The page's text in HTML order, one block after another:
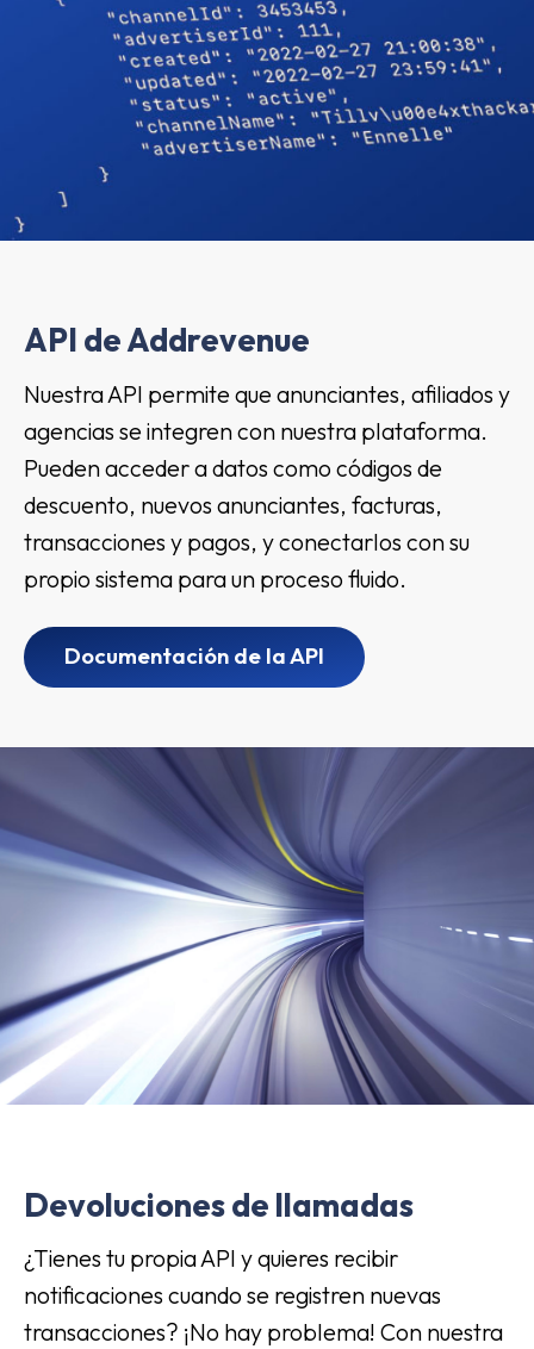
API de Addrevenue
Nuestra API permite que anunciantes, afiliados y
agencias se integren con nuestra plataforma.
Pueden acceder a datos como códigos de
descuento, nuevos anunciantes, facturas,
transacciones y pagos, y conectarlos con su
propio sistema para un proceso fluido.
Documentación de la API
Devoluciones de llamadas
¿Tienes tu propia API y quieres recibir
notificaciones cuando se registren nuevas
transacciones? ¡No hay problema! Con nuestra